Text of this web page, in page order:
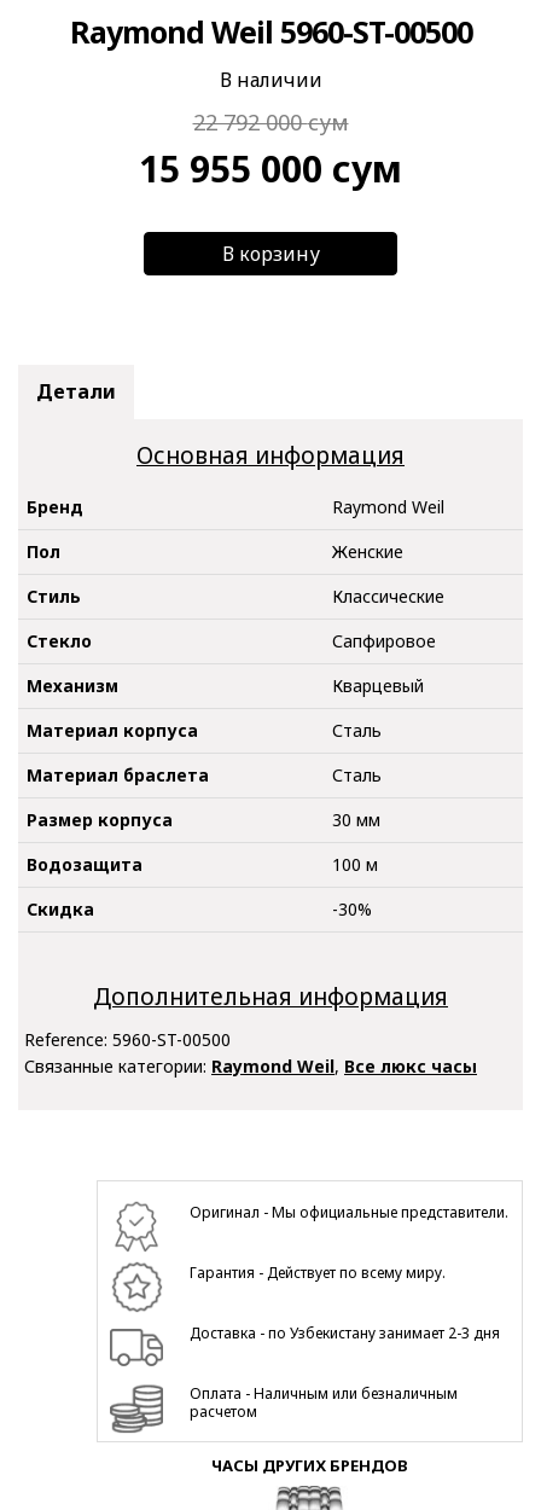
Raymond Weil 5960-ST-00500
В наличии
22 792 000сум
15 955 000 сум
В корзину
Детали
Основная информация
Бренд
Raymond Weil
Пол
Женские
Стиль
Классические
Стекло
Сапфировое
Механизм
Кварцевый
Материал корпуса
Сталь
Материал браслета
Сталь
Размер корпуса
30 мм
Водозащита
100 м
Скидка
-30%
Дополнительная информация
Reference: 5960-ST-00500
Связанные категории: Raymond Weil, Все люкс часы
Оригинал - Мы официальные представители.
Гарантия - Действует по всему миру.
Доставка - по Узбекистану занимает 2-3 дня
Оплата - Наличным или безналичным
расчетом
ЧАСЫ ДРУГИХ БРЕНДОВ